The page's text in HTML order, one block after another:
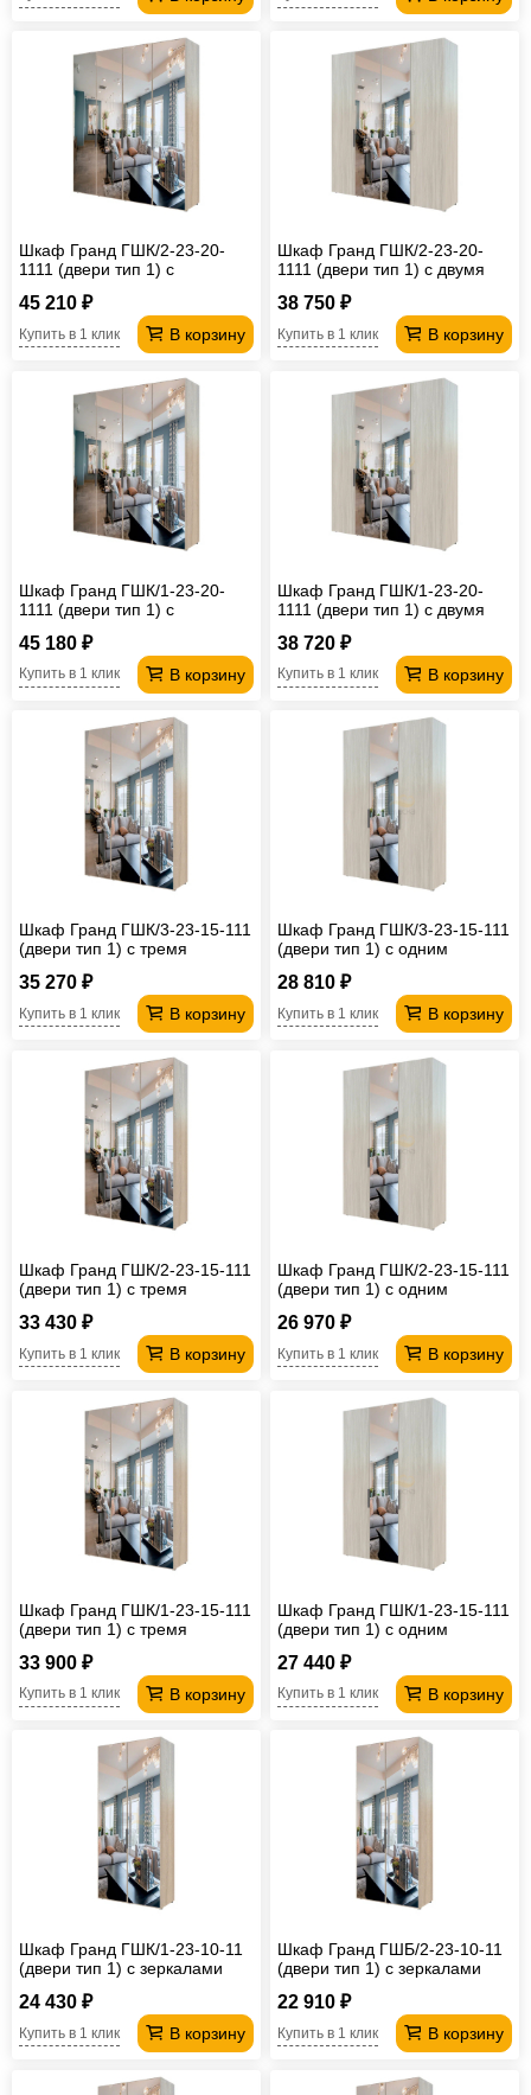
Шкаф Гранд ГШК/2-23-20-
1111 (двери тип 1) с
45 210 ₽
В корзину
Купить в 1 клик
Шкаф Гранд ГШК/2-23-20-
1111 (двери тип 1) с двумя
38 750 ₽
В корзину
Купить в 1 клик
Шкаф Гранд ГШК/1-23-20-
1111 (двери тип 1) с
45 180 ₽
В корзину
Купить в 1 клик
Шкаф Гранд ГШК/1-23-20-
1111 (двери тип 1) с двумя
38 720 ₽
В корзину
Купить в 1 клик
Шкаф Гранд ГШК/3-23-15-111
(двери тип 1) с тремя
35 270 ₽
В корзину
Купить в 1 клик
Шкаф Гранд ГШК/3-23-15-111
(двери тип 1) с одним
28 810 ₽
В корзину
Купить в 1 клик
Шкаф Гранд ГШК/2-23-15-111
(двери тип 1) с тремя
33 430 ₽
В корзину
Купить в 1 клик
Шкаф Гранд ГШК/2-23-15-111
(двери тип 1) с одним
26 970 ₽
В корзину
Купить в 1 клик
Шкаф Гранд ГШК/1-23-15-111
(двери тип 1) с тремя
33 900 ₽
В корзину
Купить в 1 клик
Шкаф Гранд ГШК/1-23-15-111
(двери тип 1) с одним
27 440 ₽
В корзину
Купить в 1 клик
Шкаф Гранд ГШК/1-23-10-11
(двери тип 1) с зеркалами
24 430 ₽
В корзину
Купить в 1 клик
Шкаф Гранд ГШБ/2-23-10-11
(двери тип 1) с зеркалами
22 910 ₽
В корзину
Купить в 1 клик